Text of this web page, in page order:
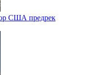
США предрек